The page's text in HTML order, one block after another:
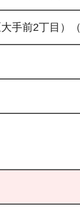
手前2丁目）